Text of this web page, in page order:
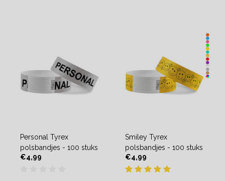
Personal Tyrex
polsbandjes - 100 stuks
€4,99
Smiley Tyrex
polsbandjes - 100 stuks
€4,99